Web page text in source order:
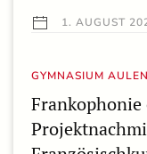
1. AUGUST
GYMNASIUM